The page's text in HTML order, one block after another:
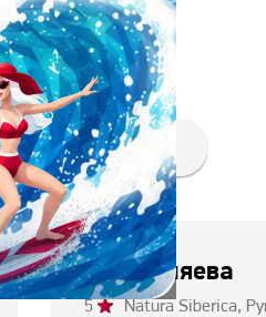
ОТЗЫВЫ КОМПАНИЙ
Яна Беляева
5 Natura Siberica,